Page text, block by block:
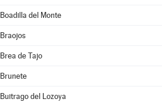
Boadilla del Monte
Braojos
Brea de Tajo
Brunete
Buitrago del Lozoya